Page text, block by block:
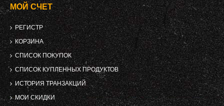
МОЙ СЧЕТ
РЕГИСТР
КОРЗИНА
СПИСОК ПОКУПОК
СПИСОК КУПЛЕННЫХ ПРОДУКТОВ
ИСТОРИЯ ТРАНЗАКЦИЙ
МОИ СКИДКИ